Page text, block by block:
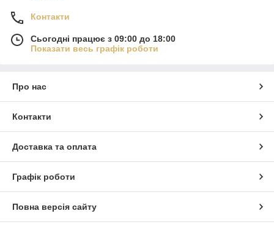
Контакти
Сьогодні працює з 09:00 до 18:00
Показати весь графік роботи
Про нас
Контакти
Доставка та оплата
Графік роботи
Повна версія сайту